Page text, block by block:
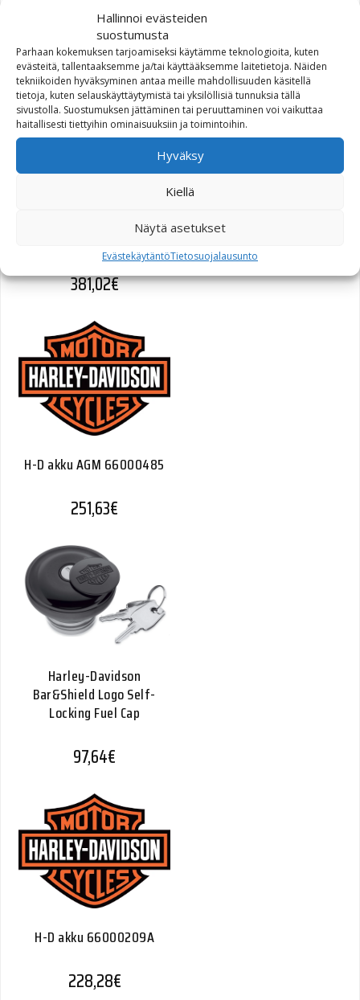
Hallinnoi evästeiden
suostumusta
Parhaan kokemuksen tarjoamiseksi käytämme teknologioita, kuten
evästeitä, tallentaaksemme ja/tai käyttääksemme laitetietoja. Näiden
tekniikoiden hyväksyminen antaa meille mahdollisuuden käsitellä
tietoja, kuten selauskäyttäytymistä tai yksilöllisiä tunnuksia tällä
sivustolla. Suostumuksen jättäminen tai peruuttaminen voi vaikuttaa
haitallisesti tiettyihin ominaisuuksiin ja toimintoihin.
Hyväksy
Kiellä
Näytä asetukset
EvästekäytäntöTietosuojalausunto
Alkuperäinen hinta oli: 234,80€.
151,00€Nykyinen hinta on: 151,00€.
Harley-Davidson Sport
381,02€
H-D akku AGM 66000485
251,63€
Harley-Davidson
Bar&Shield Logo Self-
Locking Fuel Cap
97,64€
H-D akku 66000209A
228,28€